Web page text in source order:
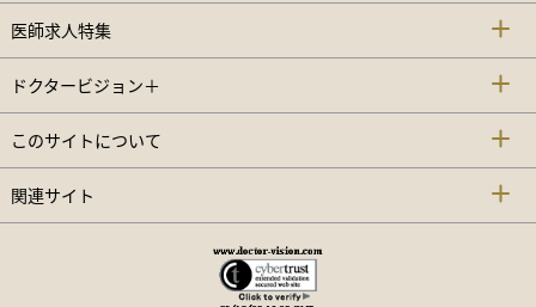
医師求人特集
ドクタービジョン＋
このサイトについて
関連サイト